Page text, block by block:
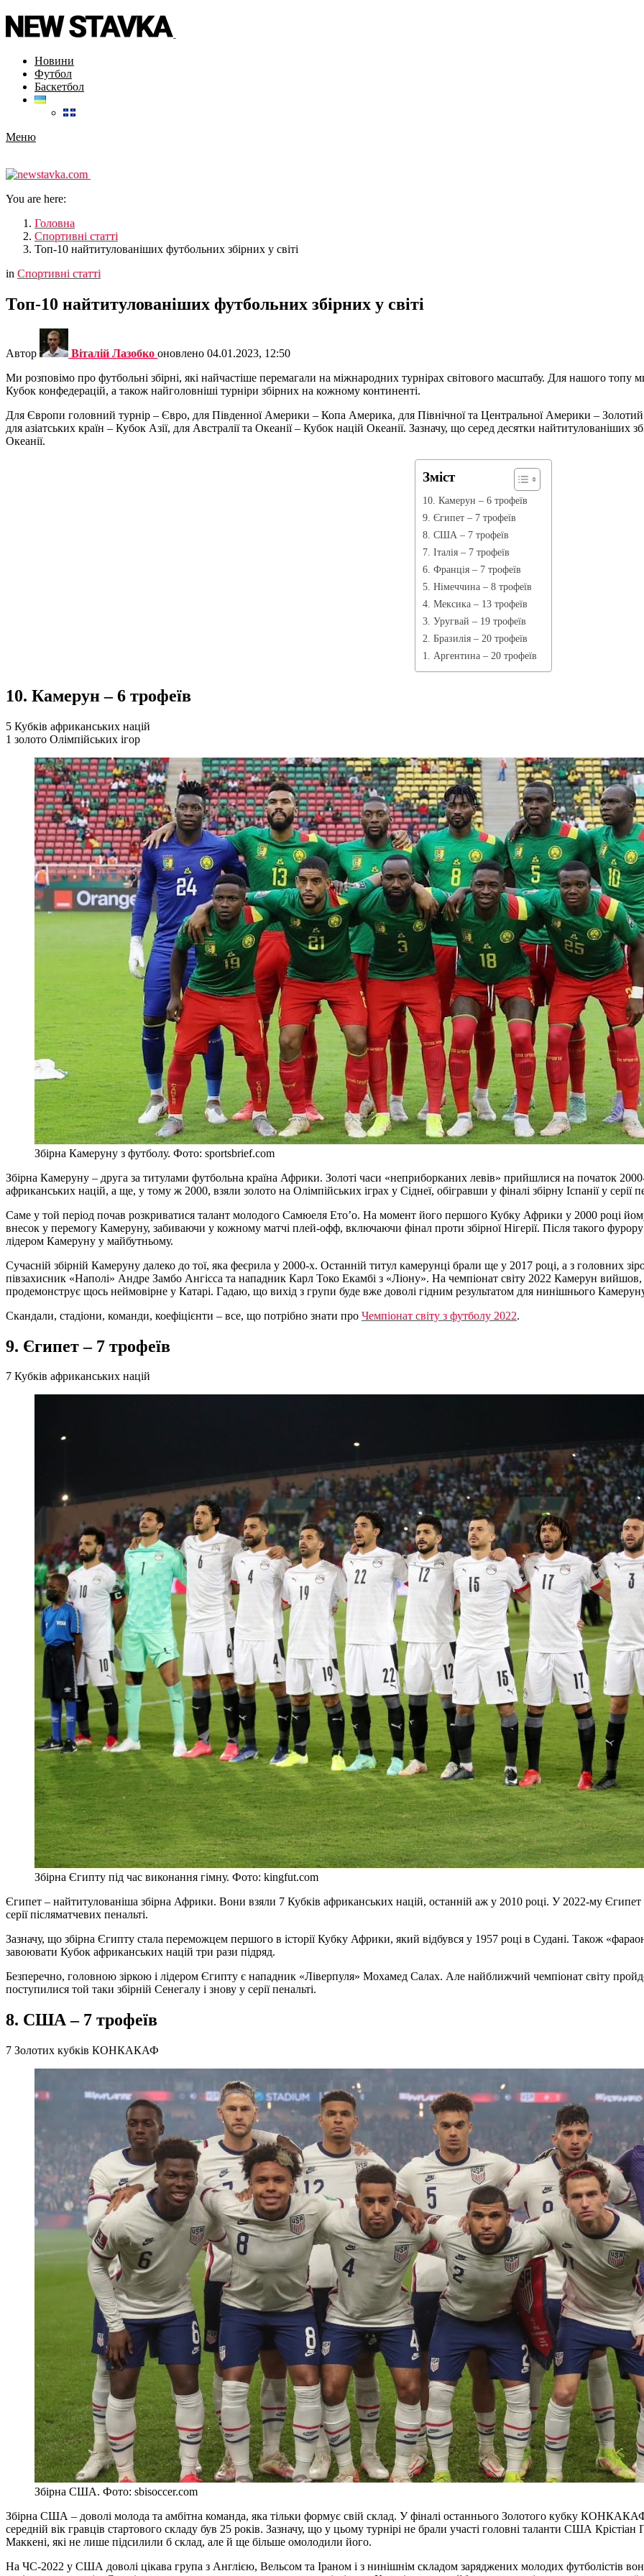
Новини
Футбол
Баскетбол
Меню
You are here:
Головна
Спортивні статті
Топ-10 найтитулованіших футбольних збірних у світі
in Спортивні статті
Топ-10 найтитулованіших футбольних збірних у світі
Автор Віталій Лазобко оновлено 04.01.2023, 12:50
Ми розповімо про футбольні збірні, які найчастіше перемагали на міжнародних турнірах світового масштабу. Для нашого топу
Кубок конфедерацій, а також найголовніші турніри збірних на кожному континенті.
Для Європи головний турнір – Євро, для Південної Америки – Копа Америка, для Північної та Центральної Америки –
для азіатських країн – Кубок Азії, для Австралії та Океанії – Кубок націй Океанії. Зазначу, що серед десятки найтитулованіших
Океанії.
Зміст
10. Камерун – 6 трофеїв
9. Єгипет – 7 трофеїв
8. США – 7 трофеїв
7. Італія – 7 трофеїв
6. Франція – 7 трофеїв
5. Німеччина – 8 трофеїв
4. Мексика – 13 трофеїв
3. Уругвай – 19 трофеїв
2. Бразилія – 20 трофеїв
1. Аргентина – 20 трофеїв
10. Камерун – 6 трофеїв
5 Кубків африканських націй
1 золото Олімпійських ігор
Збірна Камеруну з футболу. Фото: sportsbrief.com
Збірна Камеруну – друга за титулами футбольна країна Африки. Золоті часи «неприборканих левів» прийшлися на початок
африканських націй, а ще, у тому ж 2000, взяли золото на Олімпійських іграх у Сіднеї, обігравши у фіналі збірну Іспанії у серії
Саме у той період почав розкриватися талант молодого Самюеля Ето’о. На момент його першого Кубку Африки у 2000 році
внесок у перемогу Камеруну, забиваючи у кожному матчі плей-офф, включаючи фінал проти збірної Нігерії. Після такого
лідером Камеруну у майбутньому.
Сучасній збірній Камеруну далеко до тої, яка феєрила у 2000-х. Останній титул камерунці брали ще у 2017 році, а з головних
півзахисник «Наполі» Андре Замбо Ангісса та нападник Карл Токо Екамбі з «Ліону». На чемпіонат світу 2022 Камерун
продемонструє щось неймовірне у Катарі. Гадаю, що вихід з групи буде вже доволі гідним результатом для нинішнього
Скандали, стадіони, команди, коефіцієнти – все, що потрібно знати про Чемпіонат світу з футболу 2022.
9. Єгипет – 7 трофеїв
7 Кубків африканських націй
Збірна Єгипту під час виконання гімну. Фото: kingfut.com
Єгипет – найтитулованіша збірна Африки. Вони взяли 7 Кубків африканських націй, останній аж у 2010 році. У 2022-му Єгипет
серії післяматчевих пенальті.
Зазначу, що збірна Єгипту стала переможцем першого в історії Кубку Африки, який відбувся у 1957 році в Судані. Також
завоювати Кубок африканських націй три рази підряд.
Безперечно, головною зіркою і лідером Єгипту є нападник «Ліверпуля» Мохамед Салах. Але найближчий чемпіонат світу
поступилися той таки збірній Сенегалу і знову у серії пенальті.
8. США – 7 трофеїв
7 Золотих кубків КОНКАКАФ
Збірна США. Фото: sbisoccer.com
Збірна США – доволі молода та амбітна команда, яка тільки формує свій склад. У фіналі останнього Золотого кубку
середній вік гравців стартового складу був 25 років. Зазначу, що у цьому турнірі не брали участі головні таланти США
Маккені, які не лише підсилили б склад, але й ще більше омолодили його.
На ЧС-2022 у США доволі цікава група з Англією, Вельсом та Іраном і з нинішнім складом заряджених молодих футболістів